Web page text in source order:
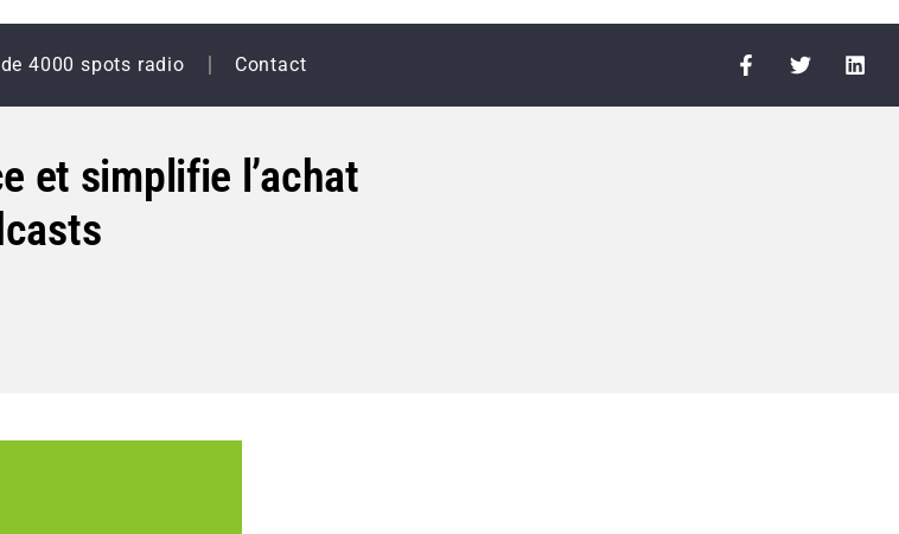
4000 spots radio Contact
et simplifie l’achat